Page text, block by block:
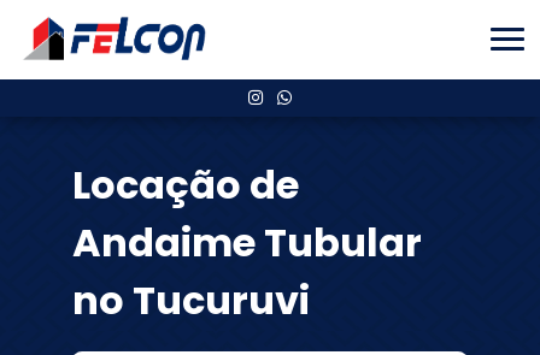
Locação de
Andaime Tubular
no Tucuruvi